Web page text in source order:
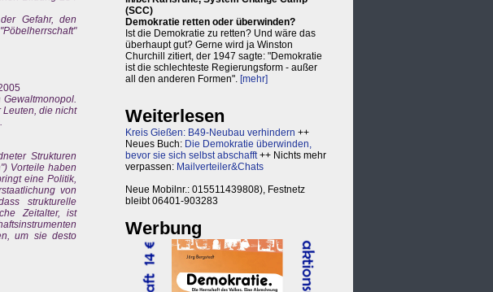
Gefahr, den
Leuten, die nicht
Strukturen
Vorteile haben
eine Politik,
von
strukturelle
Zeitalter, ist
um sie desto
(SCC)
Demokratie retten oder überwinden?
Ist die Demokratie zu retten? Und wäre das
überhaupt gut? Gerne wird ja Winston
Churchill zitiert, der 1947 sagte: "Demokratie
ist die schlechteste Regierungsform - außer
all den anderen Formen". [mehr]
Weiterlesen
Kreis Gießen: B49-Neubau verhindern ++
Neues Buch: Die Demokratie überwinden,
bevor sie sich selbst abschafft++ Nichts mehr
verpassen: Mailverteiler&Chats
Neue Mobilnr.: 015511439808), Festnetz
bleibt 06401-903283
Werbung